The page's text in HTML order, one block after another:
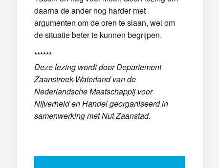
daarna de ander nog harder met
argumenten om de oren te slaan, wel om
de situatie beter te kunnen begrijpen.
******
Deze lezing wordt door Departement
Zaanstreek-Waterland van de
Nederlandsche Maatschappij voor
Nijverheid en Handel georganiseerd in
samenwerking met Nut Zaanstad.